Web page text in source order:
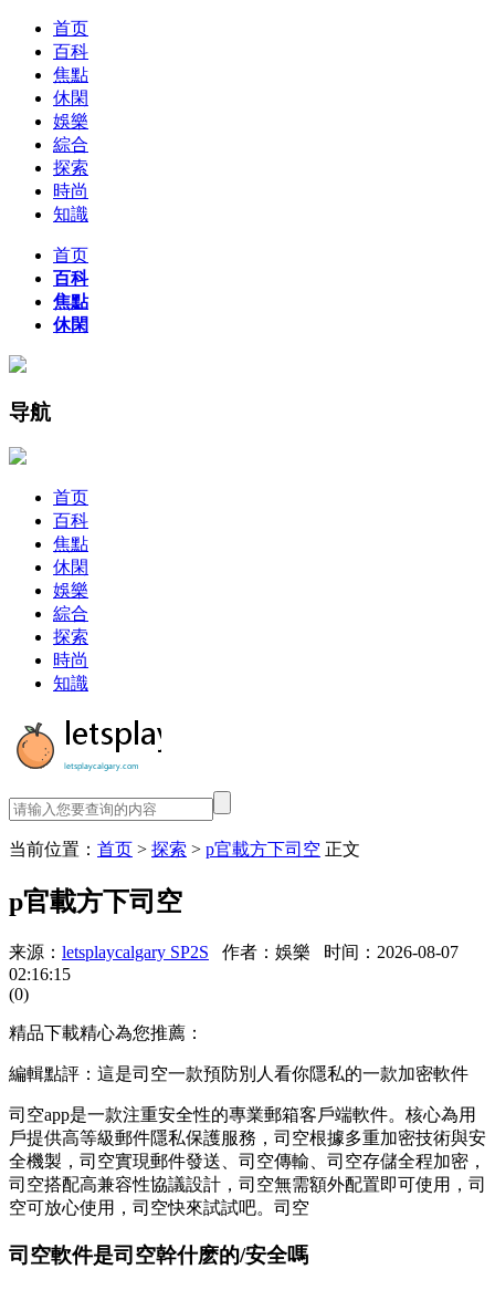
首页
百科
焦點
休閑
娛樂
綜合
探索
時尚
知識
首页
百科
焦點
休閑
导航
首页
百科
焦點
休閑
娛樂
綜合
探索
時尚
知識
当前位置： 首页 > 探索 > p官載方下司空 正文
p官載方下司空
来源： letsplaycalgary SP2S 作者：娛樂
时间：2026-08-07
02:16:15
(0)
精品下載精心為您推薦：
編輯點評：這是司空一款預防別人看你隱私的一款加密軟件
司空app是一款注重安全性的專業郵箱客戶端軟件。核心為用
戶提供高等級郵件隱私保護服務，司空根據多重加密技術與安
全機製，司空實現郵件發送、司空傳輸、司空存儲全程加密，
司空搭配高兼容性協議設計，司空無需額外配置即可使用，司
空可放心使用，司空快來試試吧。司空
司空軟件是司空幹什麽的/安全嗎